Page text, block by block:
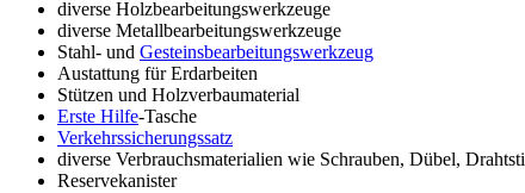
diverse Holzbearbeitungswerkzeuge
diverse Metallbearbeitungswerkzeuge
Stahl- und Gesteinsbearbeitungswerkzeug
Austattung für Erdarbeiten
Stützen und Holzverbaumaterial
Erste Hilfe-Tasche
Verkehrssicherungssatz
diverse Verbrauchsmaterialien wie Schrauben, Dübel,
Reservekanister